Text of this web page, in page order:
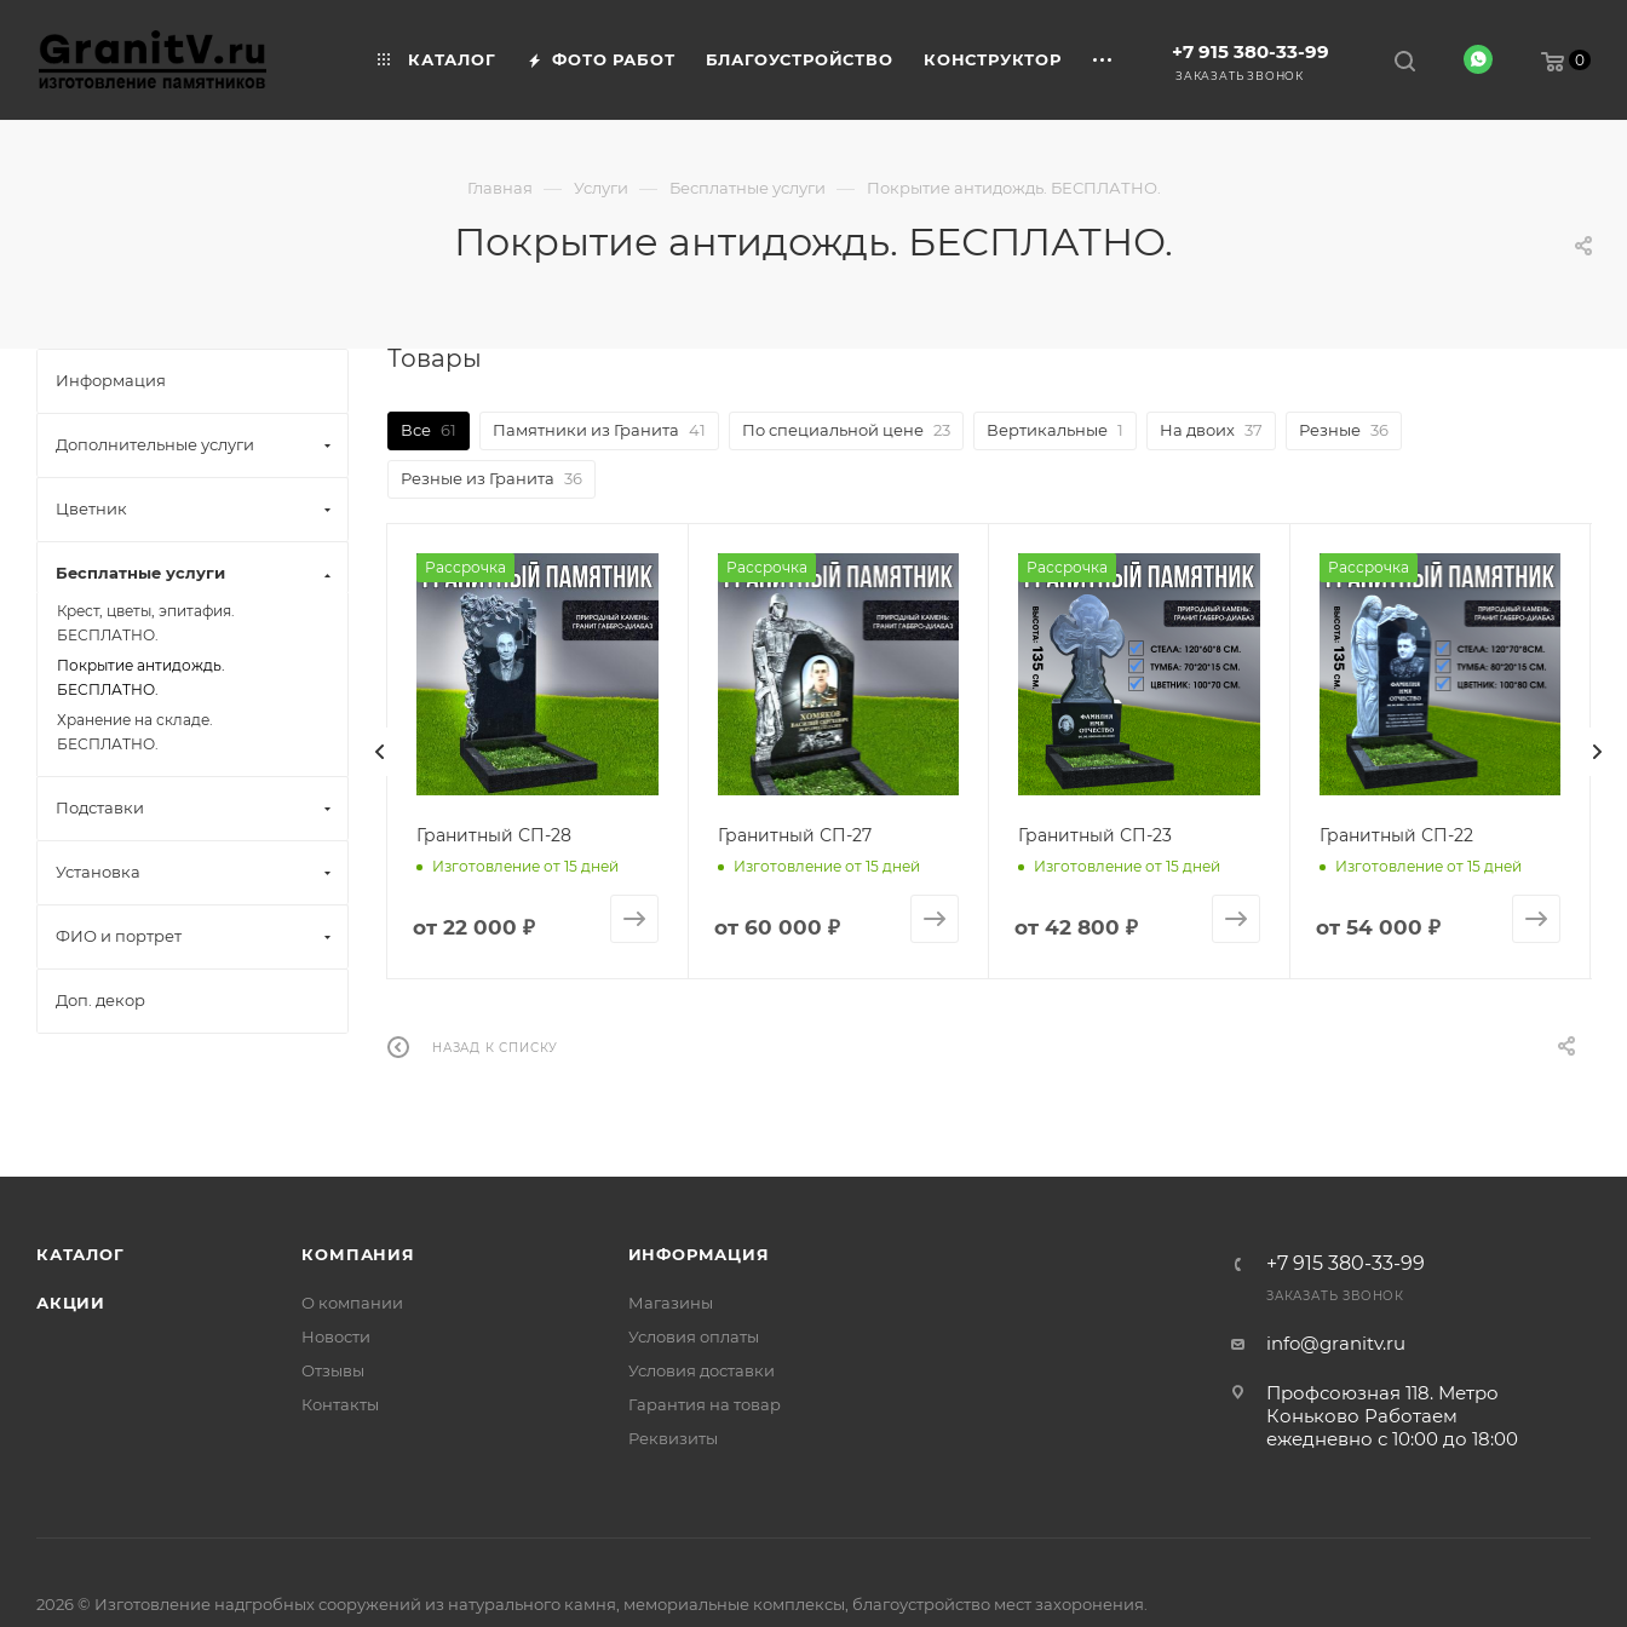
+7 915 380-33-99
ЗАКАЗАТЬ ЗВОНОК
0
КАТАЛОГ ФОТО РАБОТ БЛАГОУСТРОЙСТВО КОНСТРУКТОР
Главная — Услуги — Бесплатные услуги — Покрытие антидождь. БЕСПЛАТНО.
Покрытие антидождь. БЕСПЛАТНО.
Товары
Все 61 Памятники из Гранита 41 По специальной цене 23 Вертикальные 1 На двоих 37 Резные 36
Резные из Гранита 36
Рассрочка
Изготовление от 15 дней
Рассрочка
Гранитный СП-28
Изготовление от 15 дней
от 22 000 ₽
Рассрочка
Гранитный СП-27
Изготовление от 15 дней
от 60 000 ₽
Рассрочка
Гранитный СП-23
Изготовление от 15 дней
от 42 800 ₽
Рассрочка
Гранитный СП-22
Изготовление от 15 дней
от 54 000 ₽
НАЗАД К СПИСКУ
Информация
Дополнительные услуги
Цветник
Бесплатные услуги
Крест, цветы, эпитафия.
БЕСПЛАТНО.
Покрытие антидождь.
БЕСПЛАТНО.
Хранение на складе.
БЕСПЛАТНО.
Подставки
Установка
ФИО и портрет
Доп. декор
КАТАЛОГ
АКЦИИ
КОМПАНИЯ
О компании
Новости
Отзывы
Контакты
ИНФОРМАЦИЯ
Магазины
Условия оплаты
Условия доставки
Гарантия на товар
Реквизиты
+7 915 380-33-99
ЗАКАЗАТЬ ЗВОНОК
info@granitv.ru
Профсоюзная 118. Метро
Коньково Работаем
ежедневно с 10:00 до 18:00
2026 © Изготовление надгробных сооружений из натурального камня, мемориальные комплексы, благоустройство мест захоронения.